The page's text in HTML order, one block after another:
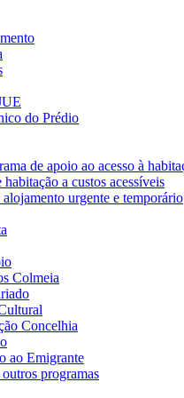
do Prédio
de apoio ao acesso à
a custos acessíveis
urgente e temporário
Colmeia
Concelhia
ao Emigrante
programas